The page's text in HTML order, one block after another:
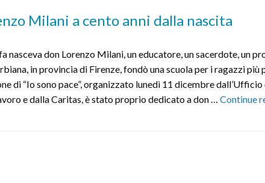
Milani a cento anni dalla nascita
nasceva don Lorenzo Milani, un educatore, un sacerdote, un
in provincia di Firenze, fondò una scuola per i ragazzi
di “Io sono pace”, organizzato lunedì 11 dicembre
e dalla Caritas, è stato proprio dedicato a don …Continue